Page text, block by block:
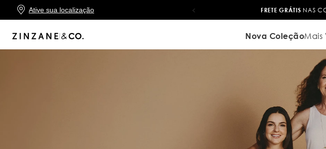
Ative sua localização NAS COMPRAS ACIMA DE R$499
Nova ColeçãoMais